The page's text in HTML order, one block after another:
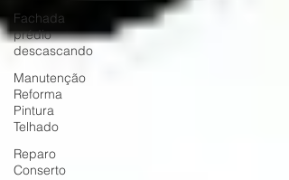
Fachada
prédio
descascando
Manutenção
Reforma
Pintura
Telhado
Reparo
Conserto